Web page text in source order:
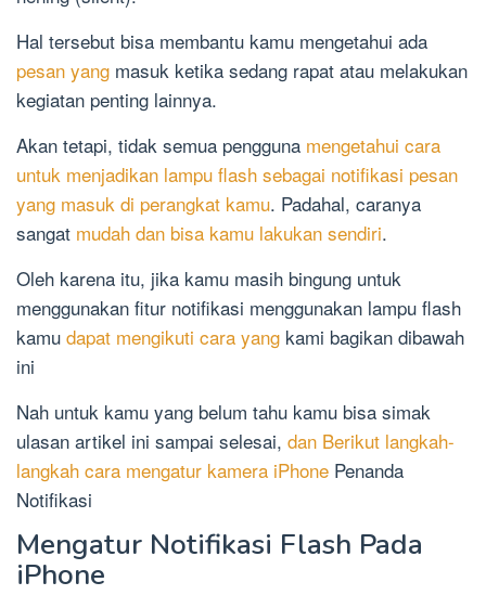
Hal tersebut bisa membantu kamu mengetahui ada
pesan yang masuk ketika sedang rapat atau melakukan
kegiatan penting lainnya.
Akan tetapi, tidak semua pengguna mengetahui cara
untuk menjadikan lampu flash sebagai notifikasi pesan
yang masuk di perangkat kamu. Padahal, caranya
sangat mudah dan bisa kamu lakukan sendiri.
Oleh karena itu, jika kamu masih bingung untuk
menggunakan fitur notifikasi menggunakan lampu flash
kamu dapat mengikuti cara yang kami bagikan dibawah
ini
Nah untuk kamu yang belum tahu kamu bisa simak
ulasan artikel ini sampai selesai, dan Berikut langkah-
langkah cara mengatur kamera iPhone Penanda
Notifikasi
Mengatur Notifikasi Flash Pada
iPhone